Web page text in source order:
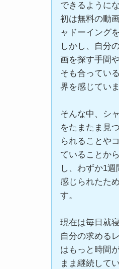
できるように
初は無料の動
ャドーイング
しかし、自分
画を探す手間
そも合ってい
界を感じていま
そんな中、シ
をたまたま見
られることや
ていることか
し、わずか1
感じられたた
す。
現在は毎日就
自分の求める
はもっと時間
まま継続して